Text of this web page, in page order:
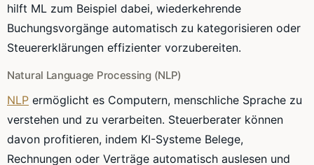
hilft ML zum Beispiel dabei, wiederkehrende
Buchungsvorgänge automatisch zu kategorisieren oder
Steuererklärungen effizienter vorzubereiten.
Natural Language Processing (NLP)
NLP ermöglicht es Computern, menschliche Sprache zu
verstehen und zu verarbeiten. Steuerberater können
davon profitieren, indem KI-Systeme Belege,
Rechnungen oder Verträge automatisch auslesen und